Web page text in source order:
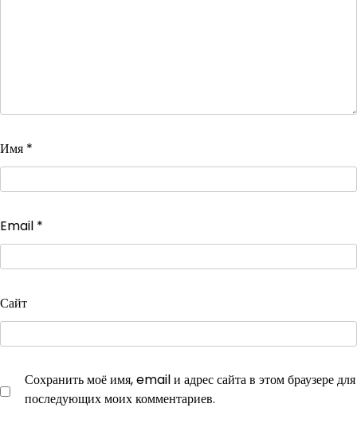
Имя *
Email *
Сайт
Сохранить моё имя, email и адрес сайта в этом браузере для
последующих моих комментариев.